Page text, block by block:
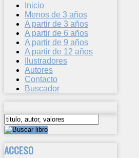
Inicio
Menos de 3 años
A partir de 3 años
A partir de 6 años
A partir de 9 años
A partir de 12 años
Ilustradores
Autores
Contacto
Buscador
ACCESO